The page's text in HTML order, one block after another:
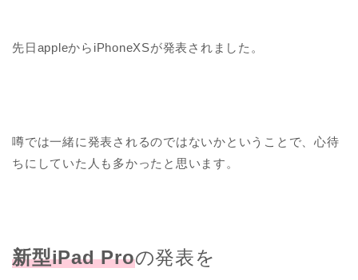
先日appleからiPhoneXSが発表されました。
噂では一緒に発表されるのではないかということで、心待
ちにしていた人も多かったと思います。
新型iPad Proの発表を